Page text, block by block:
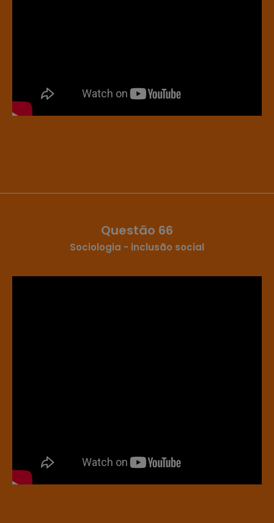
Questão 66
Sociologia - inclusão social